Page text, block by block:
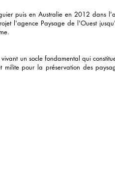
puis en Australie en 2012 dans
l'agence Paysage de l'Ouest
un socle fondamental qui
milite pour la préservation des